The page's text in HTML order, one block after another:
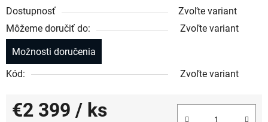
Dostupnosť
Zvoľte variant
Môžeme doručiť do:
Zvoľte variant
Možnosti doručenia
Kód:
Zvoľte variant
€2 399 / ks